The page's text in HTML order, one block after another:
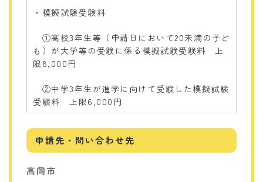
・模擬試験受験料
①高校3年生等（申請日において20未満の子ど
も）が大学等の受験に係る模擬試験受験料 上
限8,000円
②中学3年生が進学に向けて受験した模擬試験
受験料 上限6,000円
申請先・問い合わせ先
高岡市